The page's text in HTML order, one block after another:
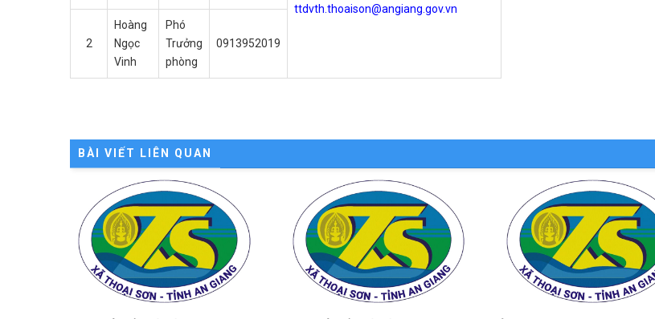
ttdvth.thoaison@angiang.gov.vn
2
Hoàng
Ngọc
Vinh
Phó
Trưởng
phòng
0913952019
BÀI VIẾT LIÊN QUAN